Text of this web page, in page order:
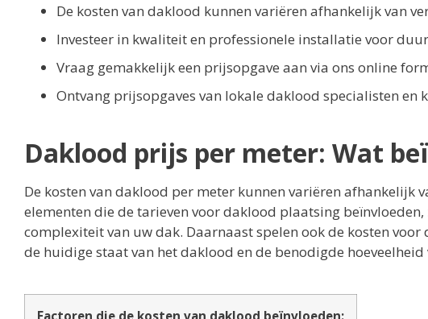
De kosten van daklood kunnen variëren afhankelijk van
Investeer in kwaliteit en professionele installatie voor
Vraag gemakkelijk een prijsopgave aan via ons online
Ontvang prijsopgaves van lokale daklood specialisten en
Daklood prijs per meter: Wat
De kosten van daklood per meter kunnen variëren afhankelijk
elementen die de tarieven voor daklood plaatsing
complexiteit van uw dak. Daarnaast spelen ook de kosten
de huidige staat van het daklood en de benodigde hoeveelheid
Factoren die de kosten van daklood beïnvloeden: